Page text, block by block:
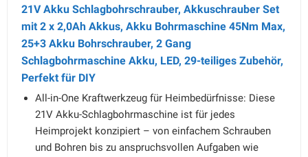
21V Akku Schlagbohrschrauber, Akkuschrauber Set
mit 2 x 2,0Ah Akkus, Akku Bohrmaschine 45Nm Max,
25+3 Akku Bohrschrauber, 2 Gang
Schlagbohrmaschine Akku, LED, 29-teiliges Zubehör,
Perfekt für DIY
All-in-One Kraftwerkzeug für Heimbedürfnisse: Diese
21V Akku-Schlagbohrmaschine ist für jedes
Heimprojekt konzipiert – von einfachem Schrauben
und Bohren bis zu anspruchsvollen Aufgaben wie